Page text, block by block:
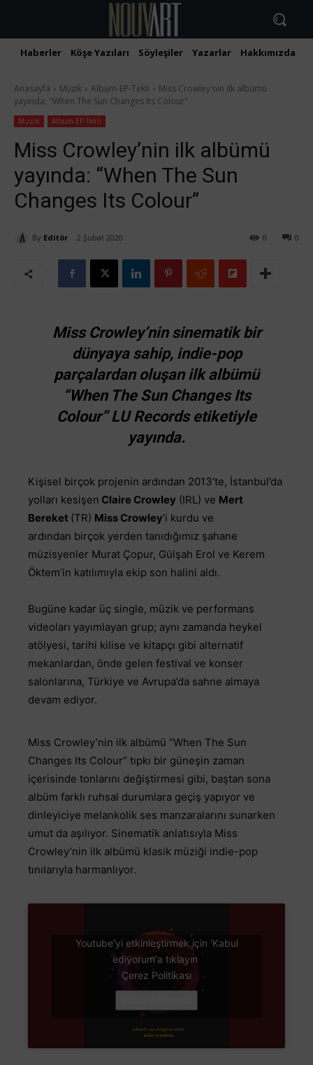
Haberler Köşe Yazıları Söyleşiler Yazarlar Hakkımızda
Anasayfa Müzik Albüm-EP-Tekli
Miss Crowley'nin ilk albümü
yayında: "When The Sun Changes Its Colour"
Müzik Albüm-EP-Tekli
Miss Crowley’nin ilk albümü
yayında: “When The Sun
Changes Its Colour”
By Editör 2 Şubat 2020 0
0
Miss Crowley’nin sinematik bir
dünyaya sahip, indie-pop
parçalardan oluşan ilk albümü
“When The Sun Changes Its
Colour” LU Records etiketiyle
yayında.
Kişisel birçok projenin ardından 2013’te, İstanbul’da
yolları kesişen Claire Crowley (IRL) ve Mert
Bereket (TR) Miss Crowley‘i kurdu ve
ardından birçok yerden tanıdığımız şahane
müzisyenler Murat Çopur, Gülşah Erol ve Kerem
Öktem’in katılımıyla ekip son halini aldı.
Bugüne kadar üç single, müzik ve performans
videoları yayımlayan grup; aynı zamanda heykel
atölyesi, tarihi kilise ve kitapçı gibi alternatif
mekanlardan, önde gelen festival ve konser
salonlarına, Türkiye ve Avrupa’da sahne almaya
devam ediyor.
Miss Crowley’nin ilk albümü “When The Sun
Changes Its Colour” tıpkı bir güneşin zaman
içerisinde tonlarını değiştirmesi gibi, baştan sona
albüm farklı ruhsal durumlara geçiş yapıyor ve
dinleyiciye melankolik ses manzaralarını sunarken
umut da aşılıyor. Sinematik anlatısıyla Miss
Crowley’nin ilk albümü klasik müziği indie-pop
tınılarıyla harmanlıyor.
Youtube'yi etkinleştirmek için 'Kabul
ediyorum'a tıklayın
Çerez Politikası